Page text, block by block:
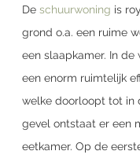
De schuurwoning is
grond o.a. een ruime
een slaapkamer. In
een enorm ruimtelijk
welke doorloopt tot in
gevel ontstaat er een
eetkamer. Op de